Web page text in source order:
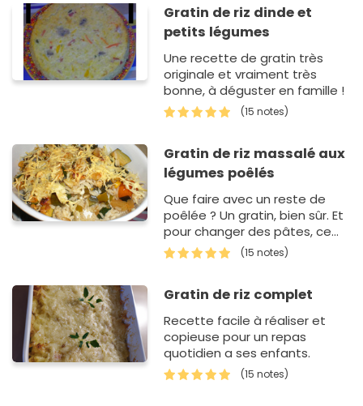
Gratin de riz dinde et
petits légumes
Une recette de gratin très
originale et vraiment très
bonne, à déguster en famille !
(15 notes)
Gratin de riz massalé aux
légumes poêlés
Que faire avec un reste de
poêlée ? Un gratin, bien sûr. Et
pour changer des pâtes, ce
sera avec du riz cuit avec du
massalé.
(15 notes)
Gratin de riz complet
Recette facile à réaliser et
copieuse pour un repas
quotidien a ses enfants.
(15 notes)